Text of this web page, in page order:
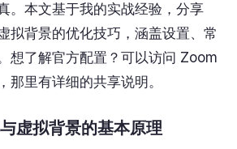
。本文基于我的实战经验，分享
拟背景的优化技巧，涵盖设置、常
想了解官方配置？可以访问 Zoom
那里有详细的共享说明。
虚拟背景的基本原理